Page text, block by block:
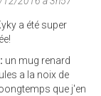
a été super
un mug renard
a la noix de
que j'en